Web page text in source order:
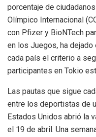
porcentaje de
Olímpico Internacional
con Pfizer y BioNTech
en los Juegos, ha
cada país el criterio a
participantes en Tokio
Las pautas que sigue
entre los deportistas de
Estados Unidos abrió la
el 19 de abril. Una